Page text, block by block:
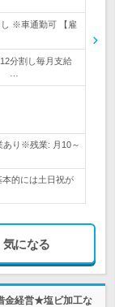
※車通勤可 【雇
分割し毎月支給
…
あり※残業: 月10～
的には土日祝が
気になる
金経営★塩ビ加工な